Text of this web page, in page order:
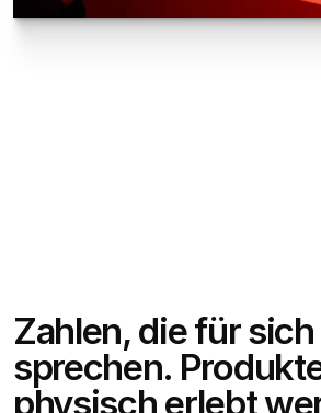
Zahlen, die für sich
sprechen.
physisch erlebt